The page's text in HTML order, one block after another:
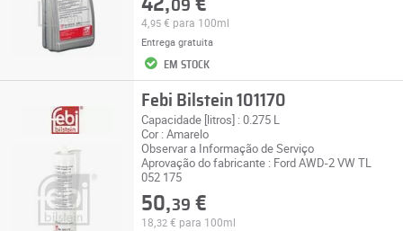
42,09 €
4, 95€ para 100ml
Entrega gratuita
EM STOCK
Febi Bilstein 101170
Capacidade [litros] : 0.275 L
Cor : Amarelo
Observar a Informação de Serviço
Aprovação do fabricante : Ford AWD-2 VW TL
052 175
50,39 €
18, 32€ para 100ml